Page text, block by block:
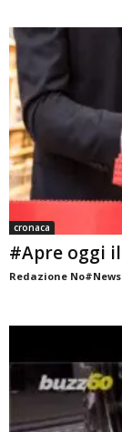
cronaca
#Apre oggi
Redazione No#News